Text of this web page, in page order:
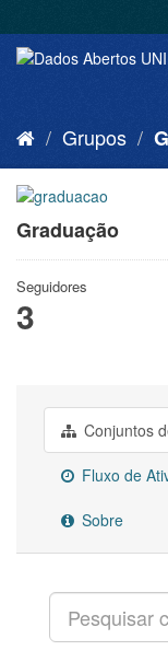
Grupos
Graduação
Seguidores
3
Conjuntos
Fluxo de
Sobre